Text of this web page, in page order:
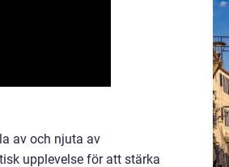
av och njuta av
upplevelse för att stärka